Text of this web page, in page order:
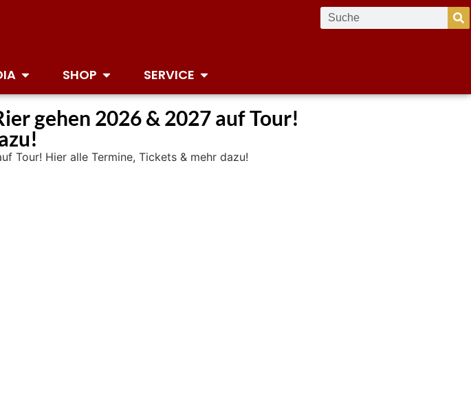
SHOP SERVICE
gehen 2026 & 2027 auf Tour!